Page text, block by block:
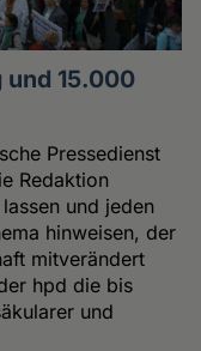
und 15.000
Pressedienst
Redaktion
und jeden
hinweisen, der
mitverändert
hpd die bis
und